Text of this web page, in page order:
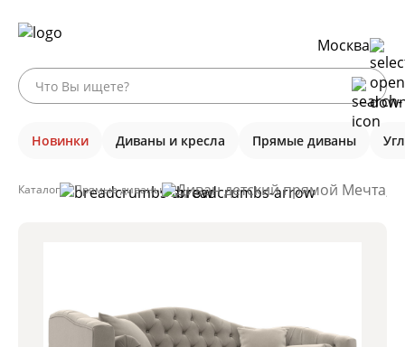
Москва
Новинки Диваны и кресла Прямые диваны
Каталог Прямые диваны Диван детский прямой Мечта,